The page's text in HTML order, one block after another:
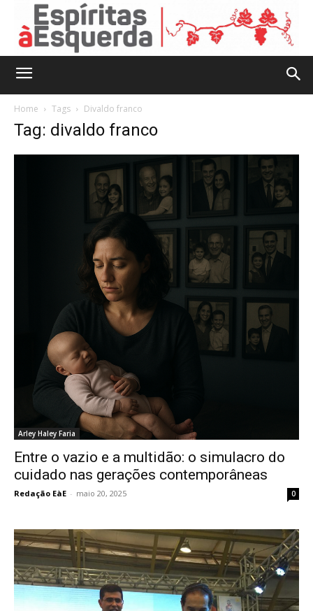
Home Tags Divaldo franco
Tag: divaldo franco
Arley Haley Faria
Entre o vazio e a multidão: o simulacro do
cuidado nas gerações contemporâneas
Redação EàE - maio 20, 2025 0